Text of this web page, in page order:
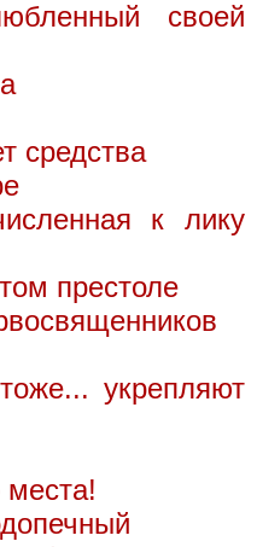
своей
средства
к лику
престоле
укрепляют
места!